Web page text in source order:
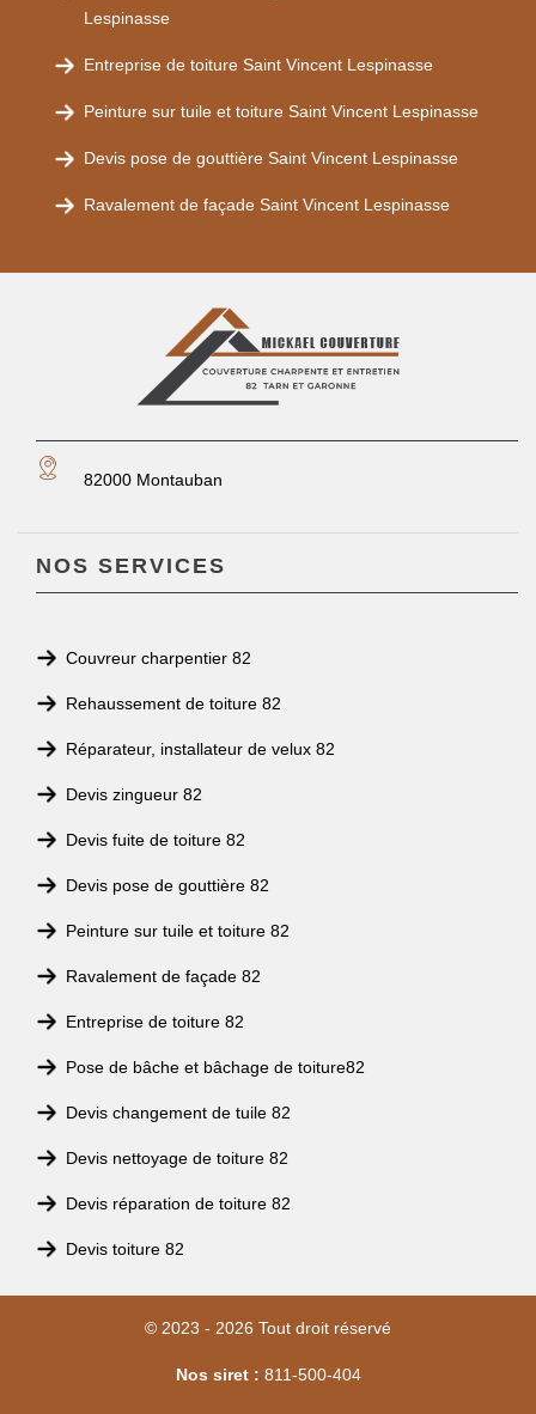
Lespinasse
Entreprise de toiture Saint Vincent Lespinasse
Peinture sur tuile et toiture Saint Vincent Lespinasse
Devis pose de gouttière Saint Vincent Lespinasse
Ravalement de façade Saint Vincent Lespinasse
82000 Montauban
NOS SERVICES
Couvreur charpentier 82
Rehaussement de toiture 82
Réparateur, installateur de velux 82
Devis zingueur 82
Devis fuite de toiture 82
Devis pose de gouttière 82
Peinture sur tuile et toiture 82
Ravalement de façade 82
Entreprise de toiture 82
Pose de bâche et bâchage de toiture82
Devis changement de tuile 82
Devis nettoyage de toiture 82
Devis réparation de toiture 82
Devis toiture 82
© 2023 - 2026 Tout droit réservé
Nos siret : 811-500-404